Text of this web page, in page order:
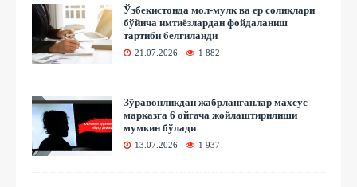
Ўзбекистонда мол-мулк ва ер солиқлари
бўйича имтиёзлардан фойдаланиш
тартиби белгиланди
21.07.2026 1 882
Зўравонликдан жабрланганлар махсус
марказга 6 ойгача жойлаштирилиши
мумкин бўлади
13.07.2026 1 937